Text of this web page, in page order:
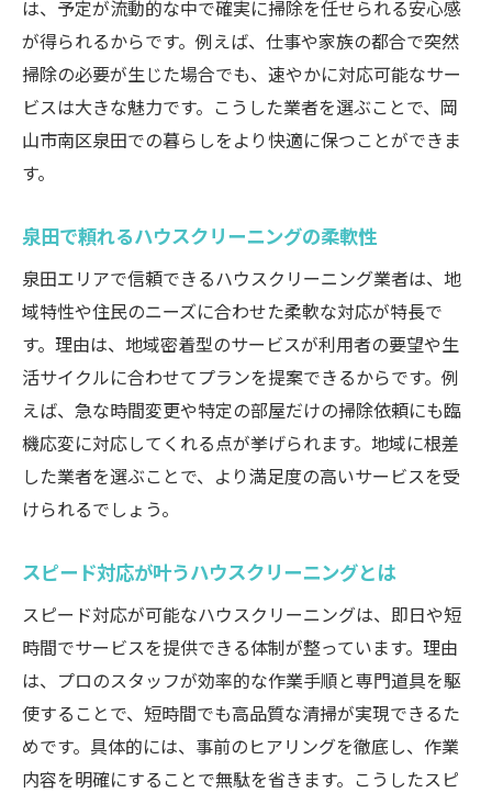
は、予定が流動的な中で確実に掃除を任せられる安心感
が得られるからです。例えば、仕事や家族の都合で突然
掃除の必要が生じた場合でも、速やかに対応可能なサー
ビスは大きな魅力です。こうした業者を選ぶことで、岡
山市南区泉田での暮らしをより快適に保つことができま
す。
泉田で頼れるハウスクリーニングの柔軟性
泉田エリアで信頼できるハウスクリーニング業者は、地
域特性や住民のニーズに合わせた柔軟な対応が特長で
す。理由は、地域密着型のサービスが利用者の要望や生
活サイクルに合わせてプランを提案できるからです。例
えば、急な時間変更や特定の部屋だけの掃除依頼にも臨
機応変に対応してくれる点が挙げられます。地域に根差
した業者を選ぶことで、より満足度の高いサービスを受
けられるでしょう。
スピード対応が叶うハウスクリーニングとは
スピード対応が可能なハウスクリーニングは、即日や短
時間でサービスを提供できる体制が整っています。理由
は、プロのスタッフが効率的な作業手順と専門道具を駆
使することで、短時間でも高品質な清掃が実現できるた
めです。具体的には、事前のヒアリングを徹底し、作業
内容を明確にすることで無駄を省きます。こうしたスピ